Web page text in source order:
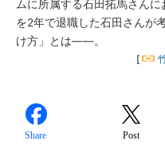
ムに所属する石田拓馬さん
を2年で退職した石田さんが
け方」とは――。
[
Share Post